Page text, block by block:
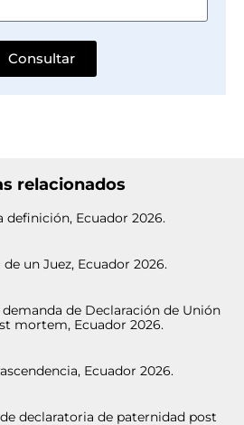
Consultar
relacionados
definición, Ecuador 2026.
un Juez, Ecuador 2026.
de Declaración de Unión
mortem, Ecuador 2026.
Ecuador 2026.
declaratoria de paternidad post